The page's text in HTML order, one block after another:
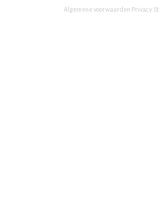
Algemene voorwaarden Privacy